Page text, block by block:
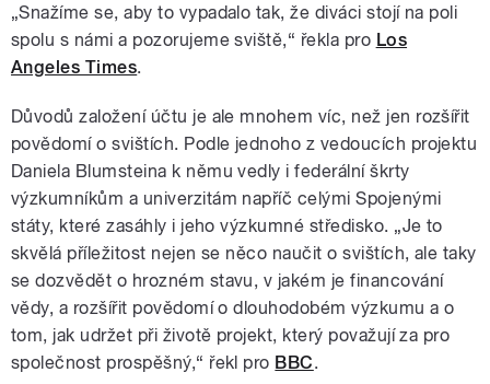
„Snažíme se, aby to vypadalo tak, že diváci stojí na poli
spolu s námi a pozorujeme sviště,“ řekla pro Los
Angeles Times.
Důvodů založení účtu je ale mnohem víc, než jen rozšířit
povědomí o svištích. Podle jednoho z vedoucích projektu
Daniela Blumsteina k němu vedly i federální škrty
výzkumníkům a univerzitám napříč celými Spojenými
státy, které zasáhly i jeho výzkumné středisko. „Je to
skvělá příležitost nejen se něco naučit o svištích, ale taky
se dozvědět o hrozném stavu, v jakém je financování
vědy, a rozšířit povědomí o dlouhodobém výzkumu a o
tom, jak udržet při životě projekt, který považují za pro
společnost prospěšný,“ řekl pro BBC.